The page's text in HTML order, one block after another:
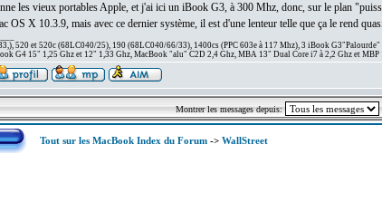
les vieux portables Apple, et j'ai ici un iBook G3, à 300 Mhz, donc, sur le plan
OS X 10.3.9, mais avec ce dernier système, il est d'une lenteur telle que ça le rend
520 et 520c (68LC040/25), 190 (68LC040/66/33), 1400cs (PPC 603e à 117 Mhz), 3 iBook
G4 15" 1,25 Ghz et 12" 1,33 Ghz, MacBook "alu" C2D 2,4 Ghz, MBA 13" Dual Core i7 à 2,2 Ghz et
Montrer les messages depuis:
Tout sur les MacBook Index du Forum-> WallStreet